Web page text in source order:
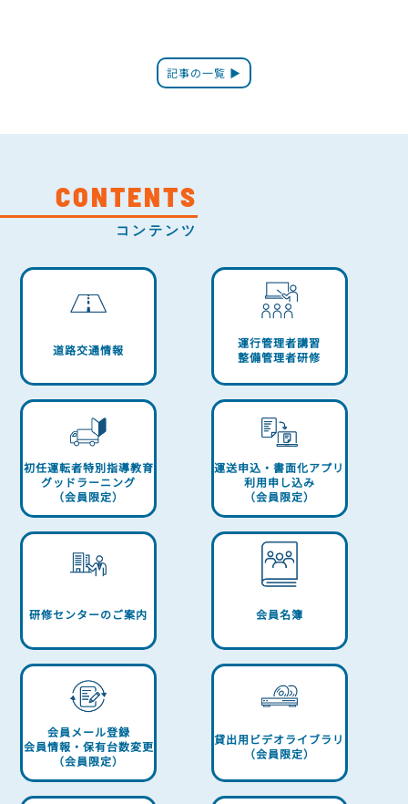
記事の一覧 ▶
CONTENTS
コンテンツ
道路交通情報
運行管理者講習
整備管理者研修
初任運転者特別指導教育
グッドラーニング
（会員限定）
運送申込・書面化アプリ
利用申し込み
（会員限定）
研修センターのご案内 会員名簿
会員メール登録
会員情報・保有台数変更
（会員限定）
貸出用ビデオライブラリ
（会員限定）